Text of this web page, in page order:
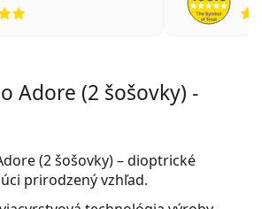
Adore (2 šošovky) -
(2 šošovky) – dioptrické
prirodzený vzhľad.